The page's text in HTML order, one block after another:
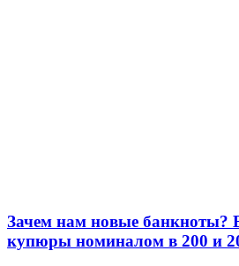
Зачем нам новые банкноты?
купюры номиналом в 200 и